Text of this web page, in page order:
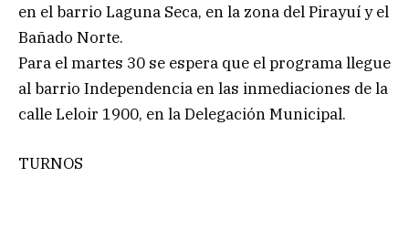
en el barrio Laguna Seca, en la zona del Pirayuí y el
Bañado Norte.
Para el martes 30 se espera que el programa llegue
al barrio Independencia en las inmediaciones de la
calle Leloir 1900, en la Delegación Municipal.
TURNOS